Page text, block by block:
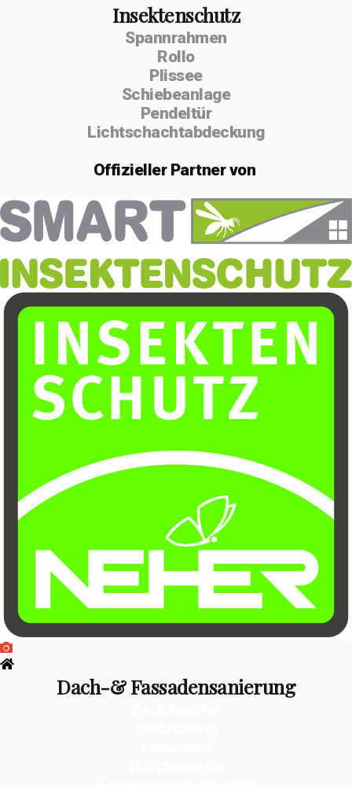
Insektenschutz
Spannrahmen
Rollo
Plissee
Schiebeanlage
Pendeltür
Lichtschachtabdeckung
OffiziellerPartner von
Dach-& Fassadensanierung